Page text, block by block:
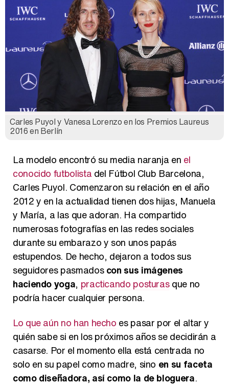
Carles Puyol y Vanesa Lorenzo en los Premios Laureus
2016 en Berlín
La modelo encontró su media naranja en el
conocido futbolista del Fútbol Club Barcelona,
Carles Puyol. Comenzaron su relación en el año
2012 y en la actualidad tienen dos hijas, Manuela
y María, a las que adoran. Ha compartido
numerosas fotografías en las redes sociales
durante su embarazo y son unos papás
estupendos. De hecho, dejaron a todos sus
seguidores pasmadoscon sus imágenes
haciendo yoga, practicando posturasque no
podría hacer cualquier persona.
Lo que aún no han hecho es pasar por el altar y
quién sabe si en los próximos años se decidirán a
casarse. Por el momento ella está centrada no
solo en su papel como madre, sino en su faceta
como diseñadora, así como la de bloguera.